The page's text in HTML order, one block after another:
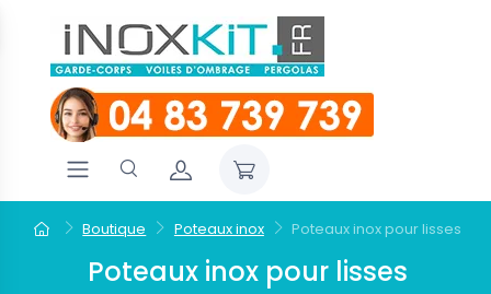
Boutique Poteaux inox Poteaux inox pour lisses
Poteaux inox pour lisses